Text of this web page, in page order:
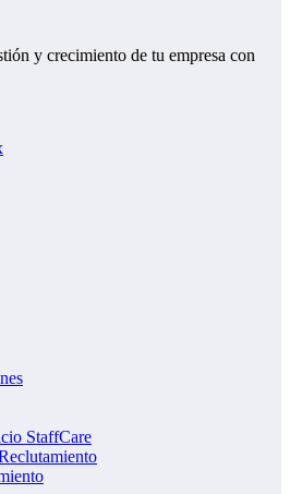
y crecimiento de tu empresa con
StaffCare